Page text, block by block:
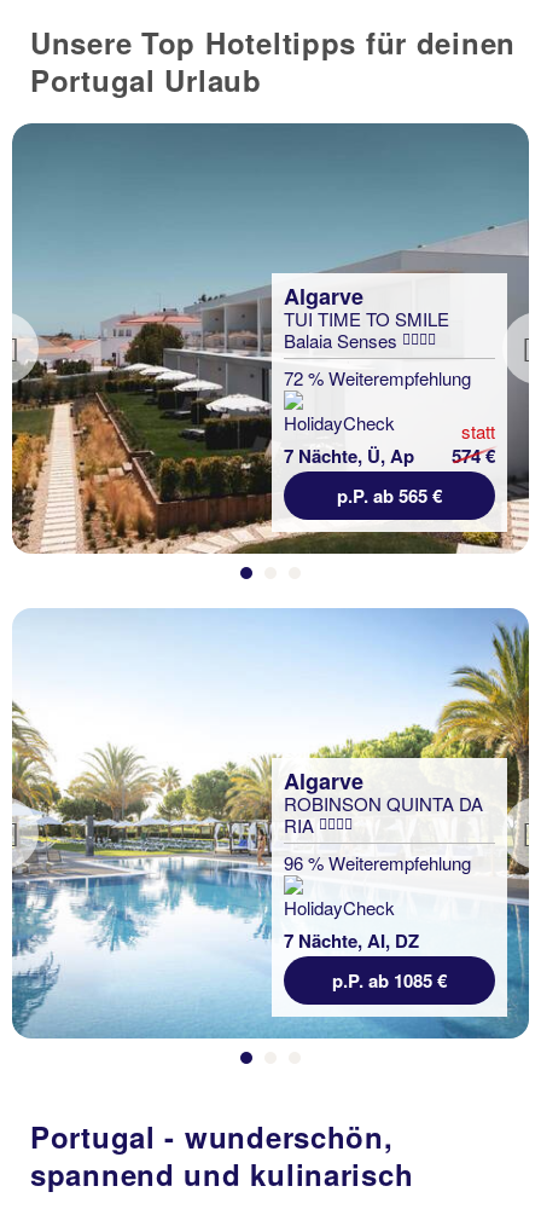
Unsere Top Hoteltipps für deinen
Portugal Urlaub
Previous
Algarve
TUI TIME TO SMILE
Balaia Senses
72 % Weiterempfehlung
7 Nächte, Ü, Ap
statt
574 €
p.P. ab 565 €
Previous
Algarve
ROBINSON QUINTA DA
RIA
96 % Weiterempfehlung
7 Nächte, AI, DZ
p.P. ab 1085 €
Portugal - wunderschön,
spannend und kulinarisch